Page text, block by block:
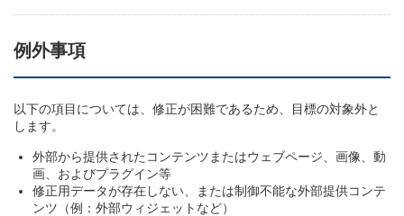
例外事項
以下の項目については、修正が困難であるため、目標の対象外と
します。
外部から提供されたコンテンツまたはウェブページ、画像、動
画、およびプラグイン等
修正用データが存在しない、または制御不能な外部提供コンテ
ンツ（例：外部ウィジェットなど）